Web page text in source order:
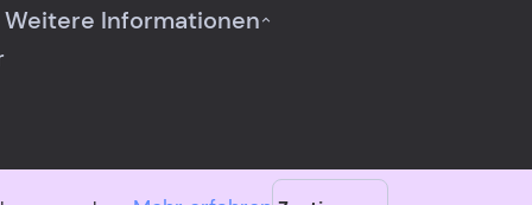
Weitere Informationen